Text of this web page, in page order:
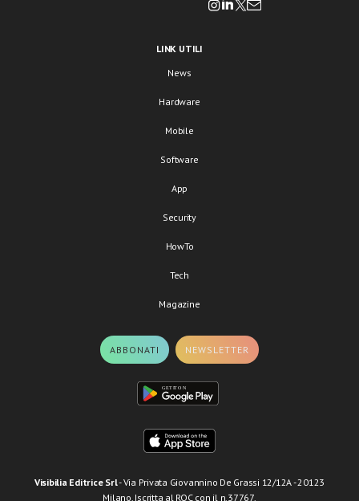
LINK UTILI
News
Hardware
Mobile
Software
App
Security
HowTo
Tech
Magazine
ABBONATI NEWSLETTER
Visibilia Editrice Srl- Via Privata Giovannino De Grassi 12/12A - 20123
Milano. Iscritta al ROC con il n.37767.